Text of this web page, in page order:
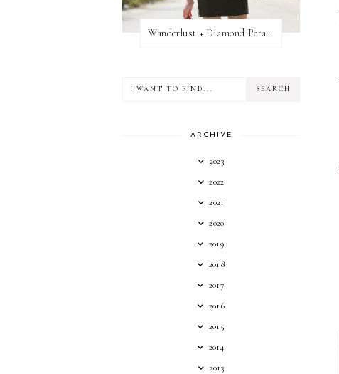
Wanderlust + Diamond Petal Giveaway
ARCHIVE
2023
2022
2021
2020
2019
2018
2017
2016
2015
2014
2013